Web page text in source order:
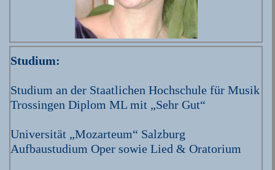
Studium:
Studium an der Staatlichen Hochschule für Musik
Trossingen Diplom ML mit „Sehr Gut“
Universität „Mozarteum“ Salzburg
Aufbaustudium Oper sowie Lied & Oratorium